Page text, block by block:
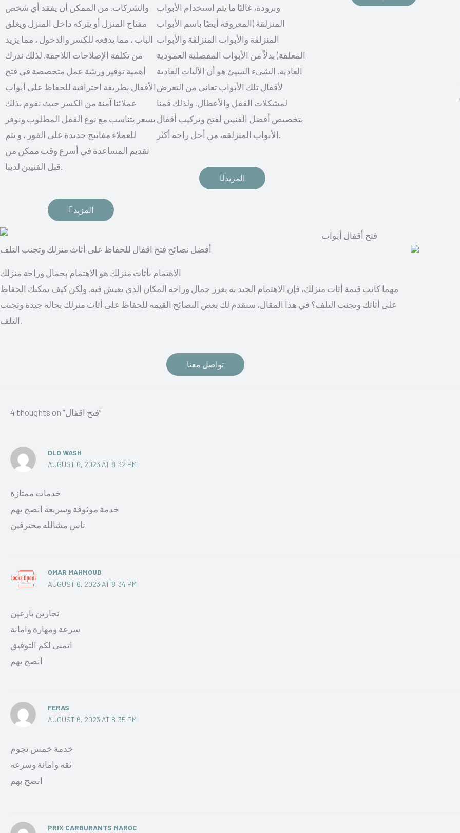
والشركات. من الممكن أن يفقد أي شخص
مفتاح المنزل أو يتركه داخل المنزل ويغلق
الباب ، مما يدفعه للكسر والدخول ، مما يزيد
من تكلفة الإصلاحات اللاحقة. لذلك ندرك
أهمية توفير ورشة عمل متخصصة في فتح
الأقفال بطريقة احترافية للحفاظ على أبواب
عملائنا آمنة من الكسر حيث نقوم بذلك
بسعر يتناسب مع نوع القفل المطلوب ونوفر
للعملاء مفاتيح جديدة على الفور ، و يتم
تقديم المساعدة في أسرع وقت ممكن من
المزيد
وبرودة، غالبًا ما يتم استخدام الأبواب
المنزلقة (المعروفة أيضًا باسم الأبواب
المنزلقة والأبواب المنزلقة والأبواب
المعلقة) بدلاً من الأبواب المفصلية العمودية
العادية. الشيء السيئ هو أن الآليات العادية
لأقفال تلك الأبواب تعاني من التعرض
لمشكلات القفل والأعطال. ولذلك قمنا
بتخصيص أفضل الفنيين لفتح وتركيب أقفال
المزيد
أفضل نصائح فتح اقفال للحفاظ على أثاث منزلك وتجنب التلف
الاهتمام بأثاث منزلك هو الاهتمام بجمال وراحة منزلك
مهما كانت قيمة أثاث منزلك، فإن الاهتمام الجيد به يعزز جمال وراحة المكان الذي تعيش فيه. ولكن كيف يمكنك الحفاظ
على أثاثك وتجنب التلف؟ في هذا المقال، سنقدم لك بعض النصائح القيمة للحفاظ على أثاث منزلك بحالة جيدة وتجنب
التلف.
تواصل معنا
4 thoughts on “فتح اقفال”
DLO WASH
AUGUST 6, 2023 AT 8:32 PM
خدمات ممتازة
خدمة موثوقة وسريعة انصح بهم
ناس مشالله محترفين
OMAR MAHMOUD
AUGUST 6, 2023 AT 8:34 PM
نجارين بارعين
سرعة ومهارة وامانة
اتمنى لكم التوفيق
انصح بهم
FERAS
AUGUST 6, 2023 AT 8:35 PM
خدمة خمس نجوم
ثقة وامانة وسرعة
انصح بهم
PRIX CARBURANTS MAROC